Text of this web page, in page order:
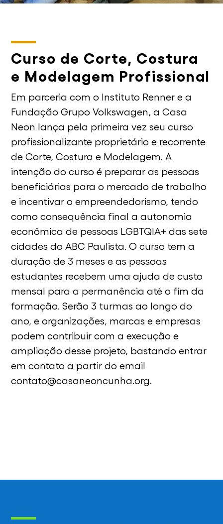
Curso de Corte, Costura
e Modelagem Profissional
Em parceria com o Instituto Renner e a
Fundação Grupo Volkswagen, a Casa
Neon lança pela primeira vez seu curso
profissionalizante proprietário e recorrente
de Corte, Costura e Modelagem. A
intenção do curso é preparar as pessoas
beneficiárias para o mercado de trabalho
e incentivar o empreendedorismo, tendo
como consequência final a autonomia
econômica de pessoas LGBTQIA+ das sete
cidades do ABC Paulista. O curso tem a
duração de 3 meses e as pessoas
estudantes recebem uma ajuda de custo
mensal para a permanência até o fim da
formação. Serão 3 turmas ao longo do
ano, e organizações, marcas e empresas
podem contribuir com a execução e
ampliação desse projeto, bastando entrar
em contato a partir do email
contato@casaneoncunha.org.